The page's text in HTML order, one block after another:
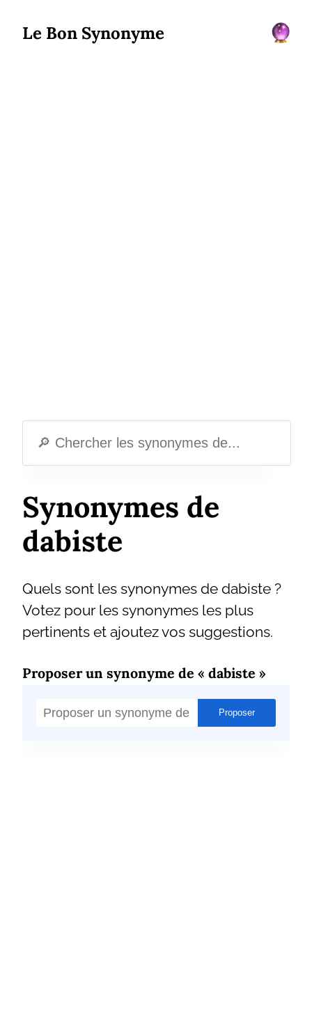
Le Bon Synonyme
Synonymes de
dabiste
Quels sont les synonymes de dabiste ?
Votez pour les synonymes les plus
pertinents et ajoutez vos suggestions.
Proposer un synonyme de « dabiste »